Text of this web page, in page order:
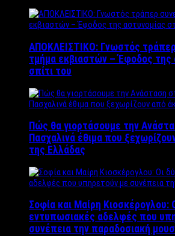
ΑΠΟΚΛΕΙΣΤΙΚΟ: Γνωστός
τμήμα εκβιαστών – Έφοδος της
σπίτι του
Πώς θα γιορτάσουμε την
Πασχαλινά έθιμα που
της Ελλάδας
Σοφία και Μαίρη Κιοσκέρογλου:
εντυπωσιακές αδελφές που
συνέπεια την παραδοσιακή